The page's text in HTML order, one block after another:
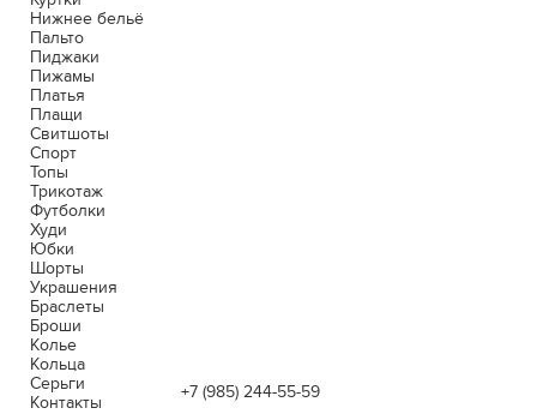
+7 (985) 244-55-59
Нижнее бельё
Пальто
Пиджаки
Пижамы
Платья
Плащи
Свитшоты
Спорт
Топы
Трикотаж
Футболки
Худи
Юбки
Шорты
Украшения
Браслеты
Броши
Колье
Кольца
Серьги
Контакты